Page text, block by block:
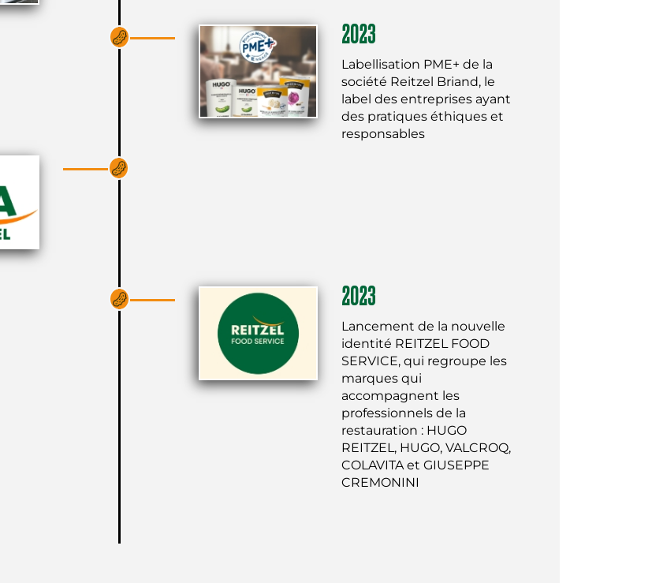
2023
Labellisation PME+ de la
société Reitzel Briand, le
label des entreprises ayant
des pratiques éthiques et
responsables
2023
Lancement de la nouvelle
identité REITZEL FOOD
SERVICE, qui regroupe les
marques qui
accompagnent les
professionnels de la
restauration : HUGO
REITZEL, HUGO, VALCROQ,
COLAVITA et GIUSEPPE
CREMONINI